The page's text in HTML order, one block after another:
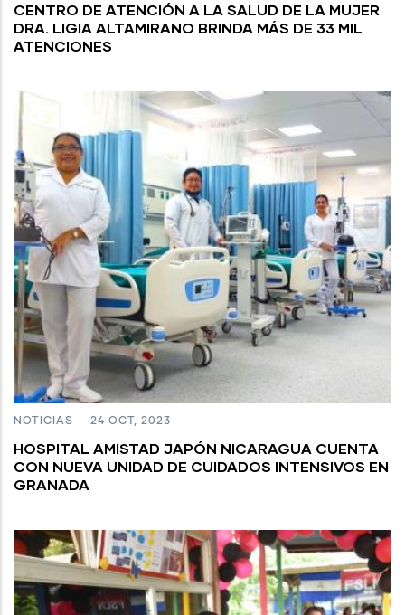
CENTRO DE ATENCIÓN A LA SALUD DE LA MUJER
DRA. LIGIA ALTAMIRANO BRINDA MÁS DE 33 MIL
ATENCIONES
NOTICIAS - 24 OCT, 2023
HOSPITAL AMISTAD JAPÓN NICARAGUA CUENTA
CON NUEVA UNIDAD DE CUIDADOS INTENSIVOS EN
GRANADA